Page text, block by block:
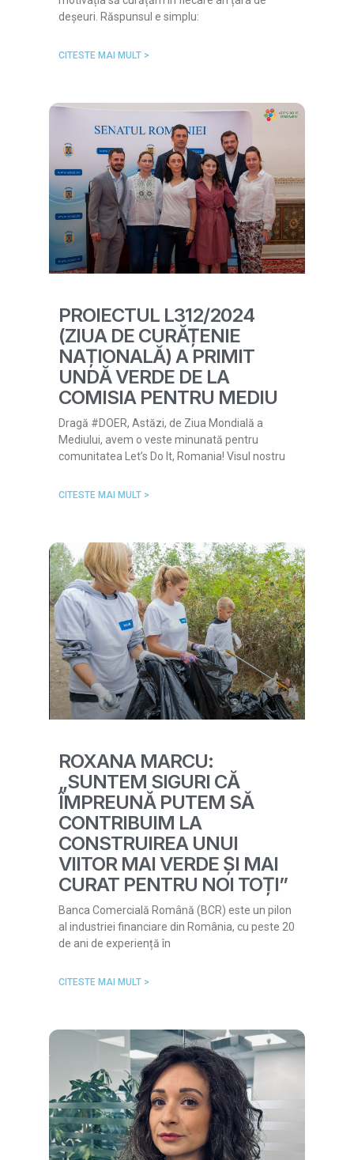
deșeuri. Răspunsul e simplu:
CITESTE MAI MULT >
PROIECTUL L312/2024
(ZIUA DE CURĂȚENIE
NAȚIONALĂ) A PRIMIT
UNDĂ VERDE DE LA
COMISIA PENTRU MEDIU
Dragă #DOER, Astăzi, de Ziua Mondială a
Mediului, avem o veste minunată pentru
comunitatea Let’s Do It, Romania! Visul nostru
CITESTE MAI MULT >
ROXANA MARCU:
„SUNTEM SIGURI CĂ
ÎMPREUNĂ PUTEM SĂ
CONTRIBUIM LA
CONSTRUIREA UNUI
VIITOR MAI VERDE ȘI MAI
CURAT PENTRU NOI TOȚI”
Banca Comercială Română (BCR) este un pilon
al industriei financiare din România, cu peste 20
de ani de experiență în
CITESTE MAI MULT >